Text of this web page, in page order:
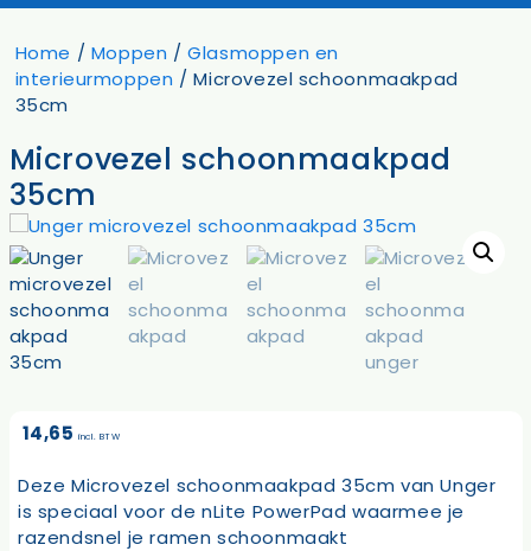
Home / Moppen /Glasmoppen en
interieurmoppen / Microvezel schoonmaakpad
35cm
Microvezel schoonmaakpad
35cm
14,65 incl. BTW
Deze Microvezel schoonmaakpad 35cm van Unger
is speciaal voor de nLite PowerPad waarmee je
razendsnel je ramen schoonmaakt